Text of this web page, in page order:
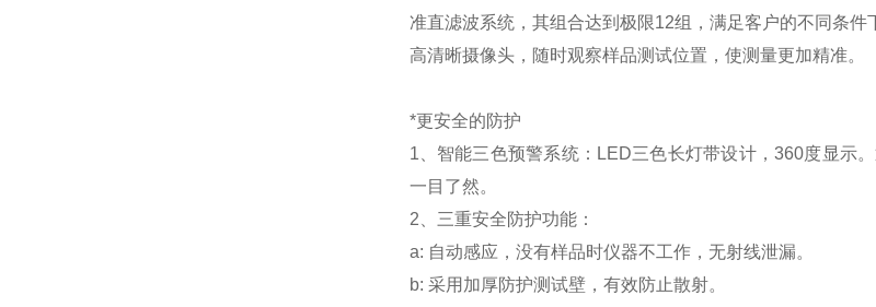
准直滤波系统，其组合达到极限12组，满足客户的不同条件
高清晰摄像头，随时观察样品测试位置，使测量更加精准。
*更安全的防护
1、智能三色预警系统：LED三色长灯带设计，360度显示
一目了然。
2、三重安全防护功能：
a: 自动感应，没有样品时仪器不工作，无射线泄漏。
b: 采用加厚防护测试壁，有效防止散射。